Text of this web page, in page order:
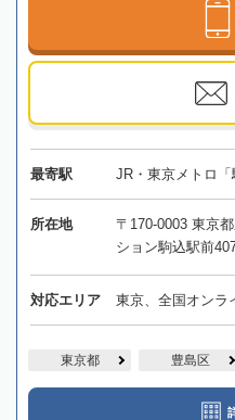
最寄駅 JR・東京メトロ
所在地
〒170-0003 東京
ション駒込駅前
対応エリア 東京、全国オンラ
東京都 豊島区